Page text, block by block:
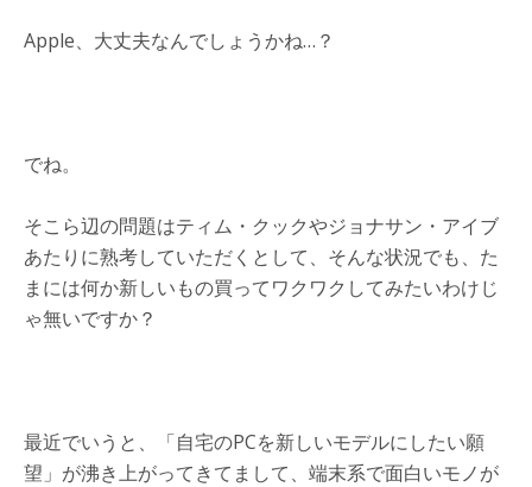
Apple、大丈夫なんでしょうかね…？
でね。
そこら辺の問題はティム・クックやジョナサン・アイブ
あたりに熟考していただくとして、そんな状況でも、た
まには何か新しいもの買ってワクワクしてみたいわけじ
ゃ無いですか？
最近でいうと、「自宅のPCを新しいモデルにしたい願
望」が沸き上がってきてまして、端末系で面白いモノが